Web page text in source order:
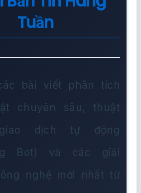
Tuần
bài viết phân tích
chuyên sâu, thuật
dịch tự động
Bot) và các giải
nghệ mới nhất từ